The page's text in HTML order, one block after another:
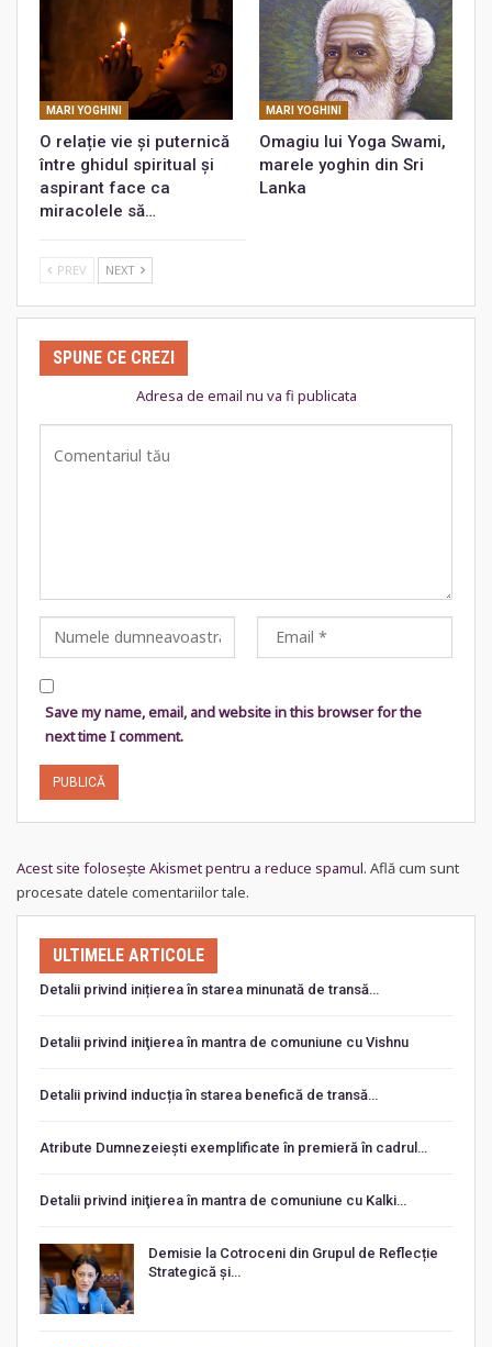
MARI YOGHINI
O relație vie și puternică
între ghidul spiritual și
aspirant face ca
miracolele să…
MARI YOGHINI
Omagiu lui Yoga Swami,
marele yoghin din Sri
Lanka
PREV NEXT
SPUNE CE CREZI
Adresa de email nu va fi publicata
Save my name, email, and website in this browser for the
next time I comment.
Acest site folosește Akismet pentru a reduce spamul. Află cum sunt
procesate datele comentariilor tale.
ULTIMELE ARTICOLE
Detalii privind inițierea în starea minunată de transă…
Detalii privind iniţierea în mantra de comuniune cu Vishnu
Detalii privind inducția în starea benefică de transă…
Atribute Dumnezeiești exemplificate în premieră în cadrul…
Detalii privind iniţierea în mantra de comuniune cu Kalki…
Demisie la Cotroceni din Grupul de Reflecție
Strategică și…